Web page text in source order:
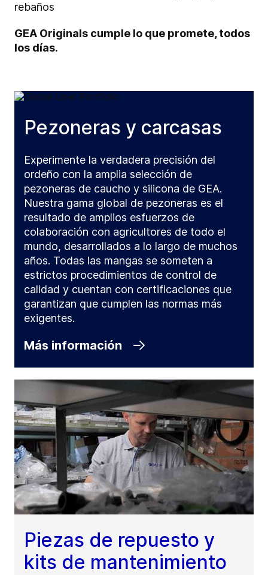
rebaños
GEA Originals cumple lo que promete, todos
los días.
Pezoneras y carcasas
Experimente la verdadera precisión del
ordeño con la amplia selección de
pezoneras de caucho y silicona de GEA.
Nuestra gama global de pezoneras es el
resultado de amplios esfuerzos de
colaboración con agricultores de todo el
mundo, desarrollados a lo largo de muchos
años. Todas las mangas se someten a
estrictos procedimientos de control de
calidad y cuentan con certificaciones que
garantizan que cumplen las normas más
exigentes.
Más información
Piezas de repuesto y
kits de mantenimiento